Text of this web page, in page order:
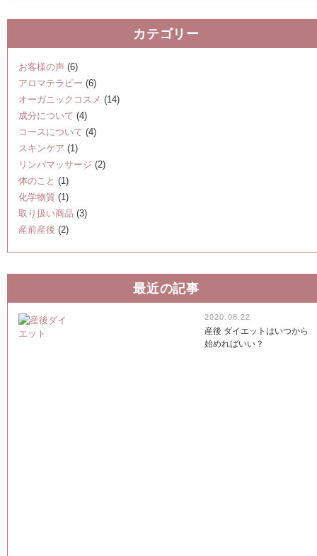
カテゴリー
お客様の声 (6)
アロマテラピー (6)
オーガニックコスメ (14)
成分について (4)
コースについて (4)
スキンケア (1)
リンパマッサージ (2)
体のこと (1)
化学物質 (1)
取り扱い商品 (3)
産前産後 (2)
最近の記事
2020.08.22
産後 ダイエットはいつから
始めればいい？